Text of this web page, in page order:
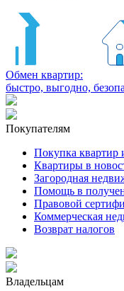
Обмен квартир:
быстро, выгодно,
Покупателям
Покупка квартир
Квартиры в
Загородная
Помощь в
Правовой
Коммерческая
Возврат налогов
Владельцам